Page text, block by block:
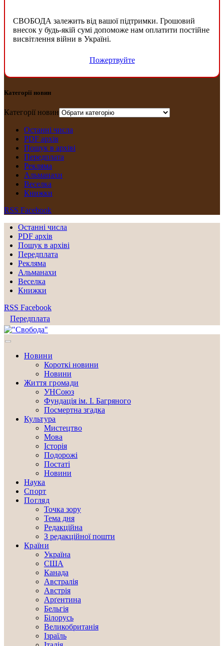
СВОБОДА залежить від вашої підтримки. Грошовий
внесок у будь-якій сумі допоможе нам оплатити постійне
висвітлення війни в Україні.
Пожертвуйте
Категорії новин
Категорії новин
Останні числа
PDF архів
Пошук в архіві
Передплата
Рекляма
Альманахи
Веселка
Книжки
RSS Facebook
Останні числа
PDF архів
Пошук в архіві
Передплата
Рекляма
Альманахи
Веселка
Книжки
RSS Facebook
Передплата
Новини
Короткі новини
Новини
Життя громади
УНСоюз
Фундація ім. І. Багряного
Посмертна згадка
Культура
Мистецтво
Мова
Історія
Подорожі
Постаті
Новини
Наука
Спорт
Погляд
Точка зору
Тема дня
Редакційна
З редакційної пошти
Країни
Україна
США
Канада
Австралія
Австрія
Арґентина
Бельгія
Білорусь
Великобританія
Ізраїль